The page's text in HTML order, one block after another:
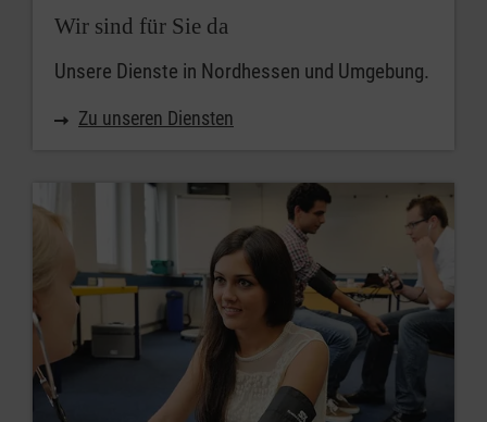
Wir sind für Sie da
Unsere Dienste in Nordhessen und Umgebung.
Zu unseren Diensten